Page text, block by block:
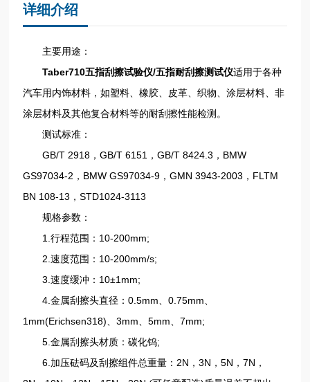
详细介绍
主要用途：
Taber710五指刮擦试验仪/五指耐刮擦测试仪适用于各种
汽车用内饰材料，如塑料、橡胶、皮革、织物、涂层材料、非
涂层材料及其他复合材料等的耐刮擦性能检测。
测试标准：
GB/T 2918，GB/T 6151，GB/T 8424.3，BMW
GS97034-2，BMW GS97034-9，GMN 3943-2003，FLTM
BN 108-13，STD1024-3113
规格参数：
1.行程范围：10-200mm;
2.速度范围：10-200mm/s;
3.速度缓冲：10±1mm;
4.金属刮擦头直径：0.5mm、0.75mm、
1mm(Erichsen318)、3mm、5mm、7mm;
5.金属刮擦头材质：碳化钨;
6.加压砝码及刮擦组件总重量：2N，3N，5N，7N，